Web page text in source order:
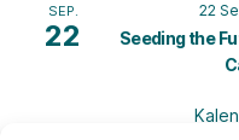
SEP.
22
22
Seeding the